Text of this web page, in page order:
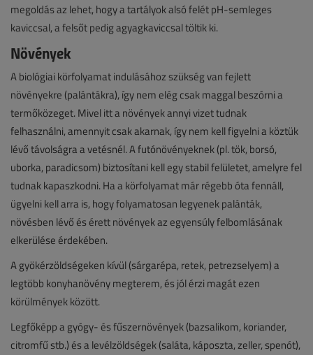
megoldás az lehet, hogy a tartályok alsó felét pH-semleges
kaviccsal, a felsőt pedig agyagkaviccsal töltik ki.
Növények
A biológiai körfolyamat indulásához szükség van fejlett
növényekre (palántákra), így nem elég csak maggal beszórni a
termőközeget. Mivel itt a növények annyi vizet tudnak
felhasználni, amennyit csak akarnak, így nem kell figyelni a köztük
lévő távolságra a vetésnél. A futónövényeknek (pl. tök, borsó,
uborka, paradicsom) biztosítani kell egy stabil felületet, amelyre fel
tudnak kapaszkodni. Ha a körfolyamat már régebb óta fennáll,
ügyelni kell arra is, hogy folyamatosan legyenek palánták,
növésben lévő és érett növények az egyensúly felbomlásának
elkerülése érdekében.
A gyökérzöldségeken kívül (sárgarépa, retek, petrezselyem) a
legtöbb konyhanövény megterem, és jól érzi magát ezen
körülmények között.
Legfőképp a gyógy- és fűszernövények (bazsalikom, koriander,
citromfű stb.) és a levélzöldségek (saláta, káposzta, zeller, spenót),